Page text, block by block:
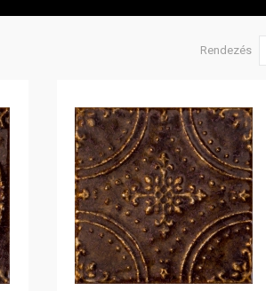
Rendezés